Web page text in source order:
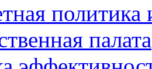
политика
палата